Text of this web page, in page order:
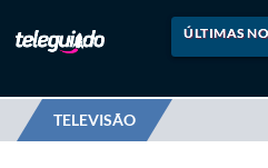
ÚLTIMAS
TELEVISÃO